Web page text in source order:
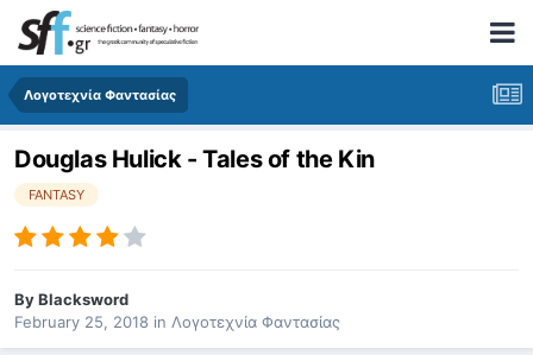
Λογοτεχνία Φαντασίας
Douglas Hulick - Tales of the Kin
FANTASY
ByBlacksword
February 25, 2018 in Λογοτεχνία Φαντασίας